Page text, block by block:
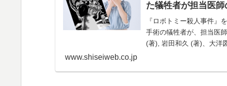
た犠牲者が担当医
『ロボトミー殺人事件』
手術の犠牲者が、担当医
(著), 岩田和久 (著)、大洋
www.shiseiweb.co.jp